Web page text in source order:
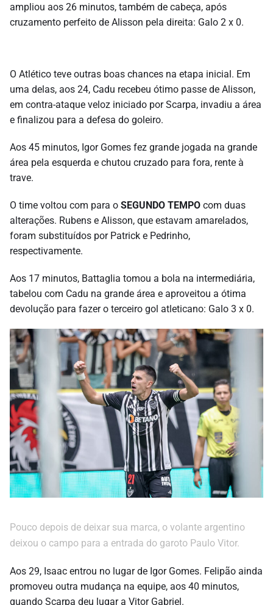
ampliou aos 26 minutos, também de cabeça, após
cruzamento perfeito de Alisson pela direita: Galo 2 x 0.
O Atlético teve outras boas chances na etapa inicial. Em
uma delas, aos 24, Cadu recebeu ótimo passe de Alisson,
em contra-ataque veloz iniciado por Scarpa, invadiu a área
e finalizou para a defesa do goleiro.
Aos 45 minutos, Igor Gomes fez grande jogada na grande
área pela esquerda e chutou cruzado para fora, rente à
trave.
O time voltou com para o SEGUNDO TEMPO com duas
alterações. Rubens e Alisson, que estavam amarelados,
foram substituídos por Patrick e Pedrinho,
respectivamente.
Aos 17 minutos, Battaglia tomou a bola na intermediária,
tabelou com Cadu na grande área e aproveitou a ótima
devolução para fazer o terceiro gol atleticano: Galo 3 x 0.
Pouco depois de deixar sua marca, o volante argentino
deixou o campo para a entrada do garoto Paulo Vitor.
Aos 29, Isaac entrou no lugar de Igor Gomes. Felipão ainda
promoveu outra mudança na equipe, aos 40 minutos,
quando Scarpa deu lugar a Vitor Gabriel.